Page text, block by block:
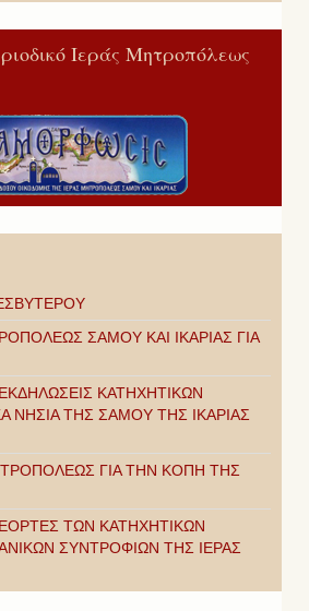
Ιεράς Μητροπόλεως
ΣΑΜΟΥ ΚΑΙ ΙΚΑΡΙΑΣ ΓΙΑ
ΚΑΤΗΧΗΤΙΚΩΝ
ΝΗΣΙΑ ΤΗΣ ΣΑΜΟΥ ΤΗΣ ΙΚΑΡΙΑΣ
ΓΙΑ ΤΗΝ ΚΟΠΗ ΤΗΣ
ΤΩΝ ΚΑΤΗΧΗΤΙΚΩΝ
ΣΥΝΤΡΟΦΙΩΝ ΤΗΣ ΙΕΡΑΣ